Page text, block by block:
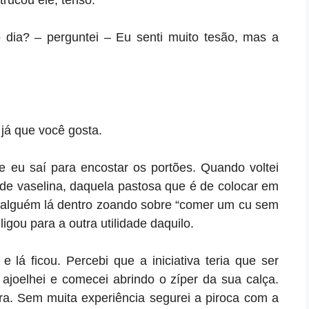
– perguntei – Eu senti muito tesão, mas a
que você gosta.
eu saí para encostar os portões. Quando voltei
vaselina, daquela pastosa que é de colocar em
lá dentro zoando sobre “comer um cu sem
para a outra utilidade daquilo.
lá ficou. Percebi que a iniciativa teria que ser
e comecei abrindo o zíper da sua calça.
Sem muita experiência segurei a piroca com a